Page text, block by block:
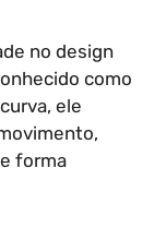
no design
como
ele
forma